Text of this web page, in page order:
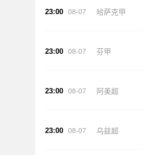
23:00 08-07 哈萨克甲
23:00 08-07 芬甲
23:00 08-07 阿美超
23:00 08-07 乌兹超